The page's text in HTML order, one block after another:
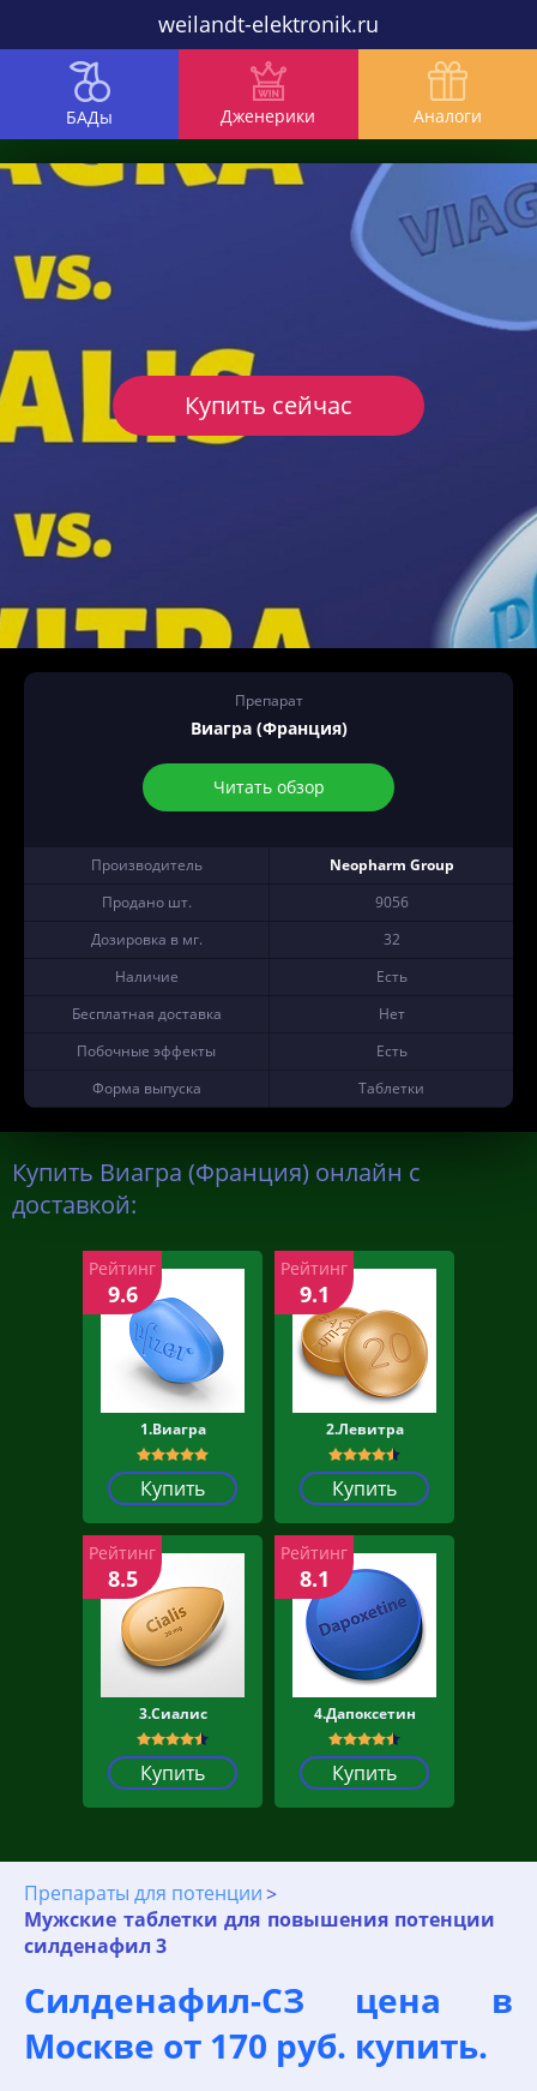
weilandt-elektronik.ru
БАДы Дженерики Аналоги
Препарат
Виагра (Франция)
Читать обзор
Производитель
Neopharm Group
Продано шт.
9056
Дозировка в мг.
32
Наличие
Есть
Бесплатная доставка
Нет
Побочные эффекты
Есть
Форма выпуска
Таблетки
Купить сейчас
Купить Виагра (Франция) онлайн с
доставкой:
1.Виагра
Купить
Рейтинг
9.6
2.Левитра
Купить
Рейтинг
9.1
3.Сиалис
Купить
Рейтинг
8.5
4.Дапоксетин
Купить
Рейтинг
8.1
Препараты для потенции
Мужские таблетки для повышения потенции
силденафил 3
Силденафил-СЗ цена в
Москве от 170 руб. купить.